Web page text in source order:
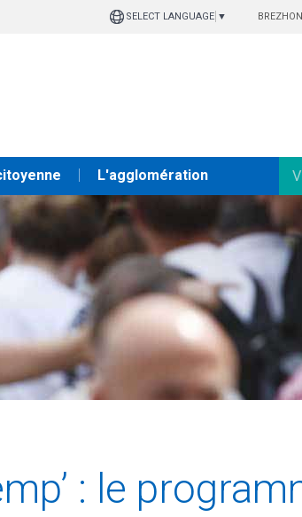
SELECT LANGUAGE ▼
L'agglomération
: le